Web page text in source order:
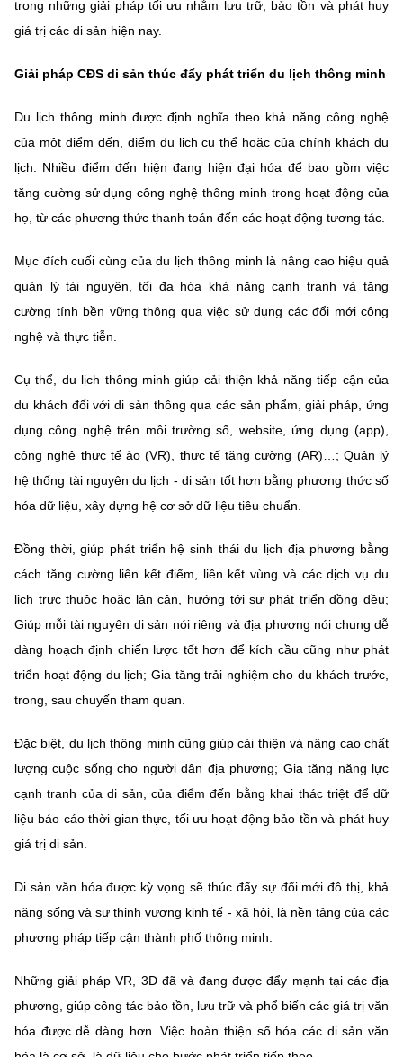
trong những giải pháp tối ưu nhằm lưu trữ, bảo tồn và phát huy
giá trị các di sản hiện nay.
Giải pháp CĐS di sản thúc đẩy phát triển du lịch thông minh
Du lịch thông minh được định nghĩa theo khả năng công nghệ
của một điểm đến, điểm du lịch cụ thể hoặc của chính khách du
lịch. Nhiều điểm đến hiện đang hiện đại hóa để bao gồm việc
tăng cường sử dụng công nghệ thông minh trong hoạt động của
họ, từ các phương thức thanh toán đến các hoạt động tương tác.
Mục đích cuối cùng của du lịch thông minh là nâng cao hiệu quả
quản lý tài nguyên, tối đa hóa khả năng cạnh tranh và tăng
cường tính bền vững thông qua việc sử dụng các đổi mới công
nghệ và thực tiễn.
Cụ thể, du lịch thông minh giúp cải thiện khả năng tiếp cận của
du khách đối với di sản thông qua các sản phẩm, giải pháp, ứng
dụng công nghệ trên môi trường số, website, ứng dụng (app),
công nghệ thực tế ảo (VR), thực tế tăng cường (AR)…; Quản lý
hệ thống tài nguyên du lịch - di sản tốt hơn bằng phương thức số
hóa dữ liệu, xây dựng hệ cơ sở dữ liệu tiêu chuẩn.
Đồng thời, giúp phát triển hệ sinh thái du lịch địa phương bằng
cách tăng cường liên kết điểm, liên kết vùng và các dịch vụ du
lịch trực thuộc hoặc lân cận, hướng tới sự phát triển đồng đều;
Giúp mỗi tài nguyên di sản nói riêng và địa phương nói chung dễ
dàng hoạch định chiến lược tốt hơn để kích cầu cũng như phát
triển hoạt động du lịch; Gia tăng trải nghiệm cho du khách trước,
trong, sau chuyến tham quan.
Đặc biệt, du lịch thông minh cũng giúp cải thiện và nâng cao chất
lượng cuộc sống cho người dân địa phương; Gia tăng năng lực
cạnh tranh của di sản, của điểm đến bằng khai thác triệt để dữ
liệu báo cáo thời gian thực, tối ưu hoạt động bảo tồn và phát huy
giá trị di sản.
Di sản văn hóa được kỳ vọng sẽ thúc đẩy sự đổi mới đô thị, khả
năng sống và sự thịnh vượng kinh tế - xã hội, là nền tảng của các
phương pháp tiếp cận thành phố thông minh.
Những giải pháp VR, 3D đã và đang được đẩy mạnh tại các địa
phương, giúp công tác bảo tồn, lưu trữ và phổ biến các giá trị văn
hóa được dễ dàng hơn. Việc hoàn thiện số hóa các di sản văn